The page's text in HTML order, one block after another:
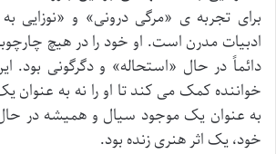
برای تجربه ی «مرگی درونی» و «نوزایی
ادبیات مدرن است. او خود را در هیچ
دائماً در حال «استحاله» و دگرگونی بود.
خواننده کمک می کند تا او را نه به عنوان
به عنوان یک موجود سیال و همیشه در
خود، یک اثر هنری زنده بود.